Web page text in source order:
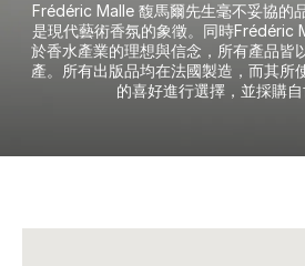
Frédéric Malle 馥馬爾先生毫不妥協的
是現代藝術香氛的象徵。同時Frédéric
於香水產業的理想與信念，所有產品皆
產。所有出版品均在法國製造，而其所
的喜好進行選擇，並採購自